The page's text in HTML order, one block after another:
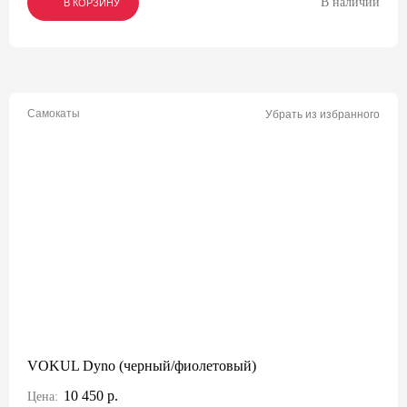
В КОРЗИНУ
В КОРЗИНУ
В КОРЗИНУ
Самокаты Убрать из избранного
VOKUL Dyno (черный/фиолетовый)
Цена: 10 450 р.